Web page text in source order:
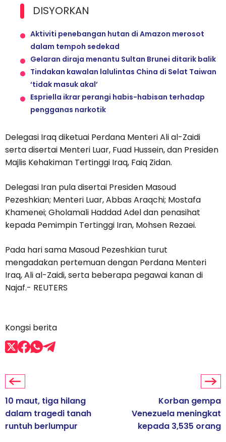
DISYORKAN
Aktiviti penebangan hutan di Amazon merosot
dalam tempoh sedekad
Gelaran diraja menantu Sultan Brunei ditarik balik
Tindakan kawalan lalulintas China di Selat Taiwan
‘tidak masuk akal’
Espriella ikrar perangi habis-habisan terhadap
pengganas narkotik
Delegasi Iraq diketuai Perdana Menteri Ali al-Zaidi
serta disertai Menteri Luar, Fuad Hussein, dan Presiden
Majlis Kehakiman Tertinggi Iraq, Faiq Zidan.
Delegasi Iran pula disertai Presiden Masoud
Pezeshkian; Menteri Luar, Abbas Araqchi; Mostafa
Khamenei; Gholamali Haddad Adel dan penasihat
kepada Pemimpin Tertinggi Iran, Mohsen Rezaei.
Pada hari sama Masoud Pezeshkian turut
mengadakan pertemuan dengan Perdana Menteri
Iraq, Ali al-Zaidi, serta beberapa pegawai kanan di
Najaf.- REUTERS
Kongsi berita
10 maut, tiga hilang
dalam tragedi tanah
runtuh berlumpur
Korban gempa
Venezuela meningkat
kepada 3,535 orang